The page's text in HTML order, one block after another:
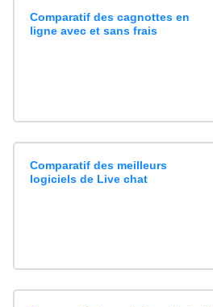
Comparatif des cagnottes en
ligne avec et sans frais
Comparatif des meilleurs
logiciels de Live chat